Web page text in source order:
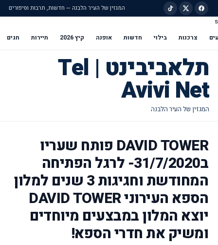
המגזין של העיר הלבנה — חדשות, תרבות וסיפורים
s
צרכנות בילוי חדשות אופנה קיץ 2026 תיירות חגים
תלאביבינט | Tel
Avivi Net
DAVID TOWER פותח שעריו
ב31/7/2020- לרגל הפתיחה
המחודשת וחגיגות 3 שנים למלון
הספא העירוני DAVID TOWER
יוצא המלון במבצעים מיוחדים
ומשיק את חדרי הספא!